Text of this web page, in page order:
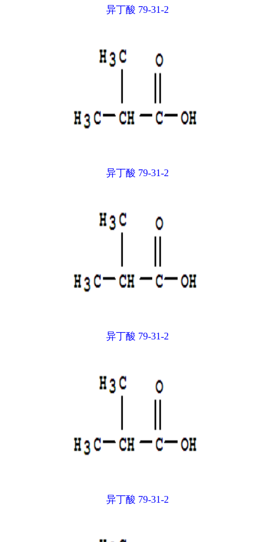
异丁酸 79-31-2
异丁酸 79-31-2
异丁酸 79-31-2
异丁酸 79-31-2